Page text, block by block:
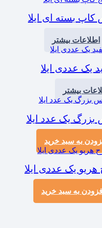
بسته ای ایلا
اطلاعات بیشتر
یک عددی ایلا
بیشتر
یک عدد ایلا
به سبد خرید
هریو یک عددی ایلا
افزودن به سبد خرید